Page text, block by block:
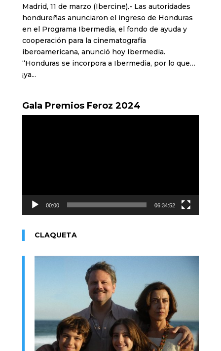
Madrid, 11 de marzo (Ibercine).- Las autoridades
hondureñas anunciaron el ingreso de Honduras
en el Programa Ibermedia, el fondo de ayuda y
cooperación para la cinematografía
iberoamericana, anunció hoy Ibermedia.
“Honduras se incorpora a Ibermedia, por lo que…
¡ya...
Gala Premios Feroz 2024
00:00 06:34:52
CLAQUETA